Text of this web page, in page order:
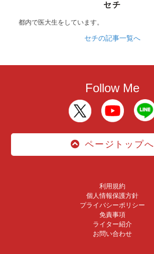
セチ
都内で医大生をしています。
セチの記事一覧へ
Follow Me
ページトップへ
利用規約
個人情報保護方針
プライバシーポリシー
免責事項
ライター紹介
お問い合わせ